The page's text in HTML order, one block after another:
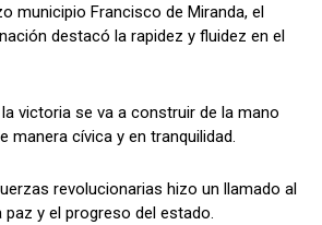
municipio Francisco de Miranda, el
destacó la rapidez y fluidez en el
victoria se va a construir de la mano
manera cívica y en tranquilidad.
revolucionarias hizo un llamado al
y el progreso del estado.